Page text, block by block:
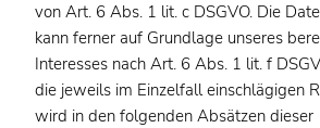
von Art. 6 Abs. 1 lit. c DSGVO. Die
kann ferner auf Grundlage unseres
Interesses nach Art. 6 Abs. 1 lit. f
die jeweils im Einzelfall einschlägigen
wird in den folgenden Absätzen dieser